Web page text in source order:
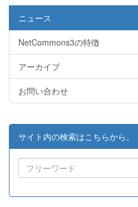
ニュース
NetCommons3の特徴
アーカイブ
お問い合わせ
サイト内の検索はこちらから。